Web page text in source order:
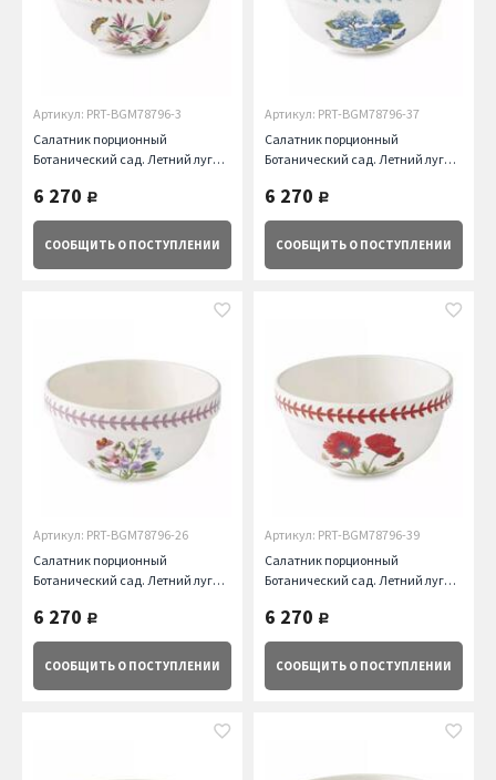
Артикул: PRT-BGM78796-3
Салатник порционный
Ботанический сад. Летний луг
6 270 руб.
СООБЩИТЬ О ПОСТУПЛЕНИИ
Артикул: PRT-BGM78796-37
Салатник порционный
Ботанический сад. Летний луг
6 270 руб.
СООБЩИТЬ О ПОСТУПЛЕНИИ
Артикул: PRT-BGM78796-26
Салатник порционный
Ботанический сад. Летний луг
Portmeirion
6 270 руб.
СООБЩИТЬ О ПОСТУПЛЕНИИ
Артикул: PRT-BGM78796-39
Салатник порционный
Ботанический сад. Летний луг
6 270 руб.
СООБЩИТЬ О ПОСТУПЛЕНИИ